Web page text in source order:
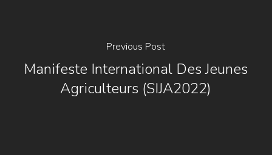
Previous Post
Manifeste International Des Jeunes
Agriculteurs (SIJA2022)